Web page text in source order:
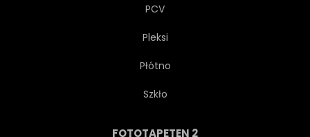
PCV
Pleksi
Płótno
Szkło
FOTOTAPETEN 2